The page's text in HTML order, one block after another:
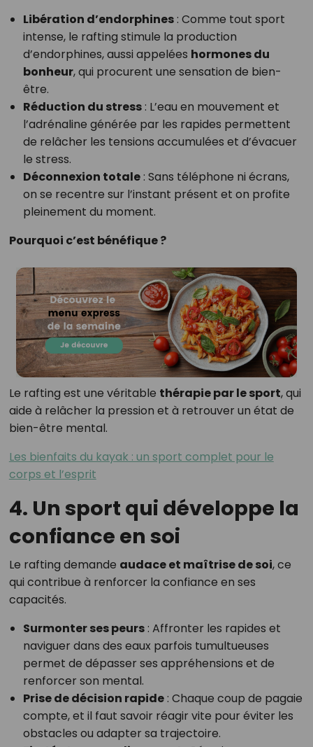
Libération d’endorphines: Comme tout sport
intense, le rafting stimule la production
d’endorphines, aussi appelées hormones du
bonheur, qui procurent une sensation de bien-
être.
Réduction du stress: L’eau en mouvement et
l’adrénaline générée par les rapides permettent
de relâcher les tensions accumulées et d’évacuer
le stress.
Déconnexion totale: Sans téléphone ni écrans,
on se recentre sur l’instant présent et on profite
pleinement du moment.
Pourquoi c’est bénéfique ?
Le rafting est une véritable thérapie par le sport, qui
aide à relâcher la pression et à retrouver un état de
bien-être mental.
Les bienfaits du kayak : un sport complet pour le
corps et l’esprit
4. Un sport qui développe la
confiance en soi
Le rafting demande audace et maîtrise de soi, ce
qui contribue à renforcer la confiance en ses
capacités.
Surmonter ses peurs: Affronter les rapides et
naviguer dans des eaux parfois tumultueuses
permet de dépasser ses appréhensions et de
renforcer son mental.
Prise de décision rapide: Chaque coup de pagaie
compte, et il faut savoir réagir vite pour éviter les
obstacles ou adapter sa trajectoire.